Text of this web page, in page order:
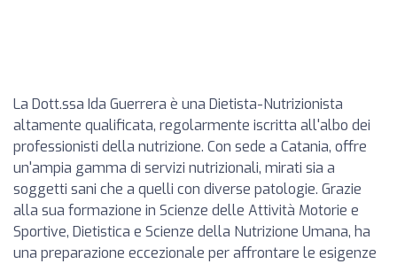
La Dott.ssa Ida Guerrera è una Dietista-Nutrizionista
altamente qualificata, regolarmente iscritta all'albo dei
professionisti della nutrizione. Con sede a Catania, offre
un'ampia gamma di servizi nutrizionali, mirati sia a
soggetti sani che a quelli con diverse patologie. Grazie
alla sua formazione in Scienze delle Attività Motorie e
Sportive, Dietistica e Scienze della Nutrizione Umana, ha
una preparazione eccezionale per affrontare le esigenze